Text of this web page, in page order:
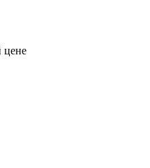
цене